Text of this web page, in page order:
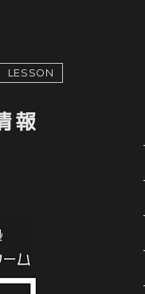
LESSON
報